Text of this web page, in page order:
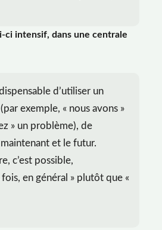
ci intensif, dans une centrale
d’utiliser un
exemple, « nous avons »
» un problème), de
et le futur.
c’est possible,
en général » plutôt que «